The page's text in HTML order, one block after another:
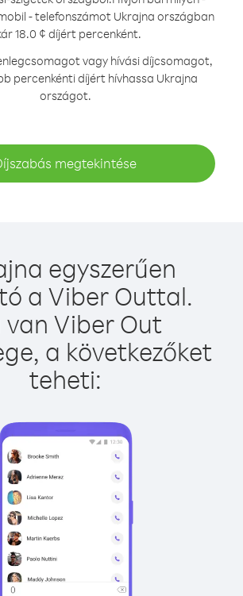
- telefonszámot Ukrajna országban
18.0 ¢ díjért percenként.
vagy hívási díjcsomagot,
percenkénti díjért hívhassa Ukrajna
országot.
megtekintése
egyszerűen
a Viber Outtal.
van Viber Out
a következőket
teheti: